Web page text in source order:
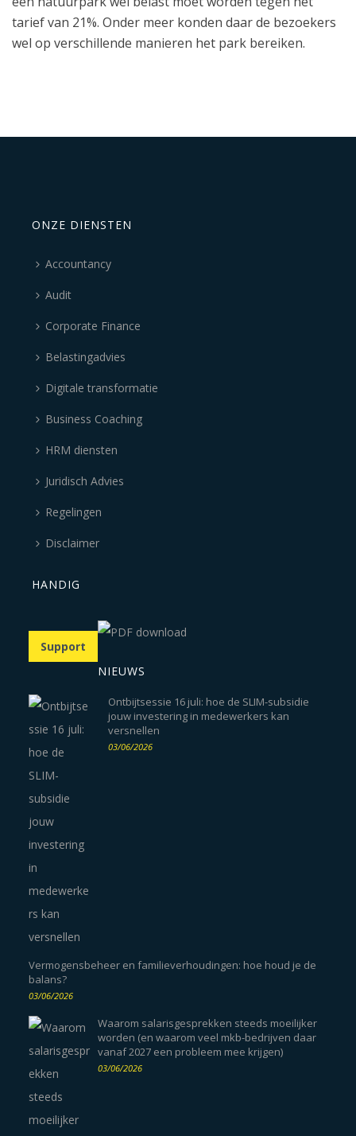
tarief van 21%. Onder meer konden daar de bezoekers
wel op verschillende manieren het park bereiken.
ONZE DIENSTEN
Accountancy
Audit
Corporate Finance
Belastingadvies
Digitale transformatie
Business Coaching
HRM diensten
Juridisch Advies
Regelingen
Disclaimer
HANDIG
Support
NIEUWS
Ontbijtsessie 16 juli: hoe de SLIM-subsidie
jouw investering in medewerkers kan
versnellen
03/06/2026
Vermogensbeheer en familieverhoudingen: hoe houd je de
balans?
03/06/2026
Waarom salarisgesprekken steeds moeilijker
worden (en waarom veel mkb-bedrijven daar
vanaf 2027 een probleem mee krijgen)
03/06/2026